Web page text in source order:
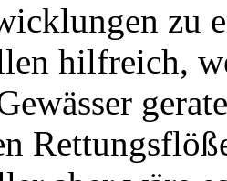
zu
hilfreich,